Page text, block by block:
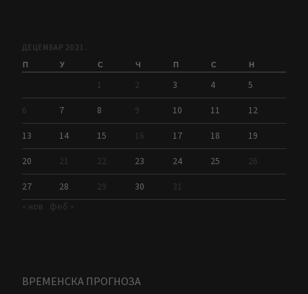
ДЕЦЕМБАР 2021.
П У С Ч П С Н
1 2 3 4 5
6 7 8 9 10 11 12
13 14 15 16 17 18 19
20 21 22 23 24 25 26
27 28 29 30
31
« нов
феб »
ВРЕМЕНСКА ПРОГНОЗА